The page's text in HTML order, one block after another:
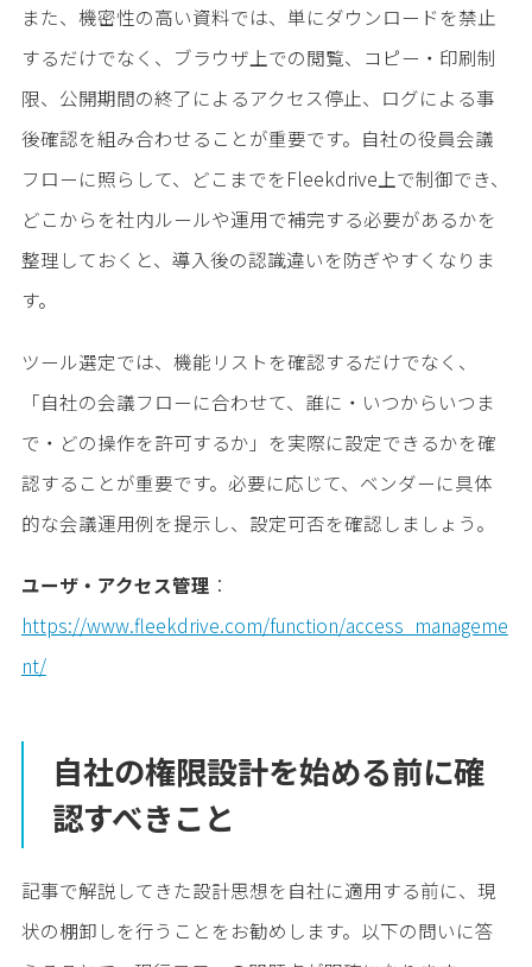
また、機密性の高い資料では、単にダウンロードを禁止
するだけでなく、ブラウザ上での閲覧、コピー・印刷制
限、公開期間の終了によるアクセス停止、ログによる事
後確認を組み合わせることが重要です。自社の役員会議
フローに照らして、どこまでをFleekdrive上で制御でき、
どこからを社内ルールや運用で補完する必要があるかを
整理しておくと、導入後の認識違いを防ぎやすくなりま
す。
ツール選定では、機能リストを確認するだけでなく、
「自社の会議フローに合わせて、誰に・いつからいつま
で・どの操作を許可するか」を実際に設定できるかを確
認することが重要です。必要に応じて、ベンダーに具体
的な会議運用例を提示し、設定可否を確認しましょう。
ユーザ・アクセス管理 ：
https://www.fleekdrive.com/function/access_manageme
nt/
自社の権限設計を始める前に確
認すべきこと
記事で解説してきた設計思想を自社に適用する前に、現
状の棚卸しを行うことをお勧めします。以下の問いに答